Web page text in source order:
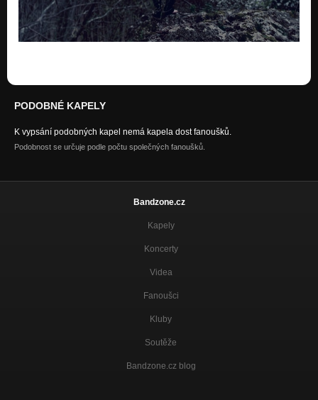
PODOBNÉ KAPELY
K vypsání podobných kapel nemá kapela dost fanoušků.
Podobnost se určuje podle počtu společných fanoušků.
Bandzone.cz
Kapely
Koncerty
Videa
Fanoušci
Kluby
Soutěže
Bandzone.cz blog